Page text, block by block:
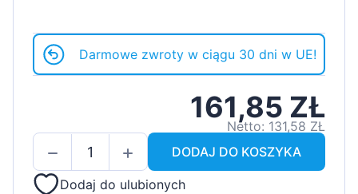
Darmowe zwroty w ciągu 30 dni w UE!
161,85 ZŁ
Netto: 131,58 ZŁ
DODAJ DO KOSZYKA
Dodaj do ulubionych